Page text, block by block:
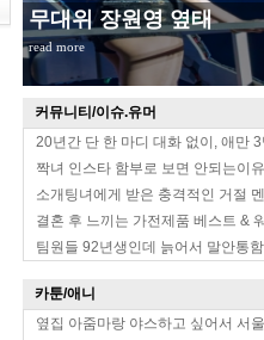
무대위 장원영 옆태
read more
커뮤니티/이슈.유머
20년간 단 한 마디 대화 없이, 애만
짝녀 인스타 함부로 보면 안되는이유
소개팅녀에게 받은 충격적인 거절
결혼 후 느끼는 가전제품 베스트 &
팀원들 92년생인데 늙어서 말안통
카툰/애니
옆집 아줌마랑 야스하고 싶어서 서